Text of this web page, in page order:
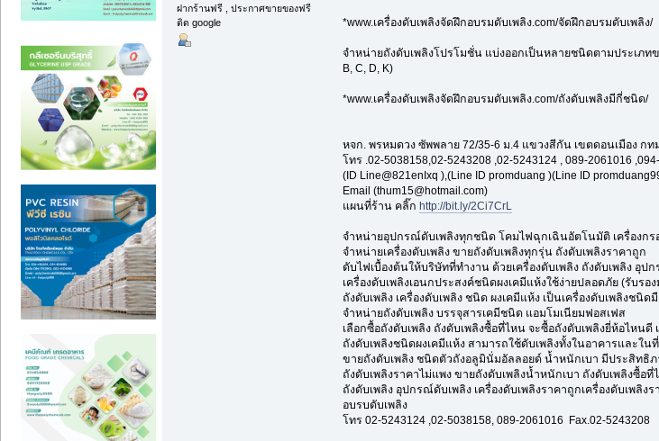
ฝากร้านฟรี , ประกาศขายของฟรี
ติด google
*www.เครื่องดับเพลิงจัดฝึกอบรมดับเพลิง.com/จัดฝึกอบรมดับเพลิง/
จำหน่ายถังดับเพลิงโปรโมชั่น แบ่งออกเป็นหลายชนิดตามประเภท
B, C, D, K)
*www.เครื่องดับเพลิงจัดฝึกอบรมดับเพลิง.com/ถังดับเพลิงมีกี่ชนิด/
หจก. พรหมดวง ซัพพลาย 72/35-6 ม.4 แขวงสีกัน เขตดอนเมือง กท
โทร .02-5038158,02-5243208 ,02-5243124 , 089-2061016
(ID Line@821enIxq ),(Line ID promduang )(Line ID
Email (thum15@hotmail.com)
แผนที่ร้าน คลิ๊ก http://bit.ly/2Ci7CrL
จำหน่ายอุปกรณ์ดับเพลิงทุกชนิด โคมไฟฉุกเฉินอัตโนมัติ เครื่องกร
จำหน่ายเครื่องดับเพลิง ขายถังดับเพลิงทุกรุ่น ถังดับเพลิงราคาถูก
ดับไฟเบื้องต้นให้บริษัทที่ทำงาน ด้วยเครื่องดับเพลิง ถังดับเพลิง อุป
เครื่องดับเพลิงเอนกประสงค์ชนิดผงเคมีแห้งใช้ง่ายปลอดภัย (รับรอ
ถังดับเพลิง เครื่องดับเพลิง ชนิด ผงเคมีแห้ง เป็นเครื่องดับเพลิงชนิด
จำหน่ายถังดับเพลิง บรรจุสารเคมีชนิด แอมโมเนียมฟอสเฟส
เลือกซื้อถังดับเพลิง ถังดับเพลิงซื้อที่ไหน จะซื้อถังดับเพลิงยี่ห้อไหนดี
ถังดับเพลิงชนิดผงเคมีแห้ง สามารถใช้ดับเพลิงทั้งในอาคารและใน
ขายถังดับเพลิง ชนิดตัวถังอลูมินั่มอัลลอยด์ น้ำหนักเบา มีประสิทธิภ
ถังดับเพลิงราคาไม่แพง ขายถังดับเพลิงน้ำหนักเบา ถังดับเพลิงซื้อที่
ถังดับเพลิง อุปกรณ์ดับเพลิง เครื่องดับเพลิงราคาถูกเครื่องดับเพลิ
อบรบดับเพลิง
โทร 02-5243124 ,02-5038158, 089-2061016 Fax.02-5243208